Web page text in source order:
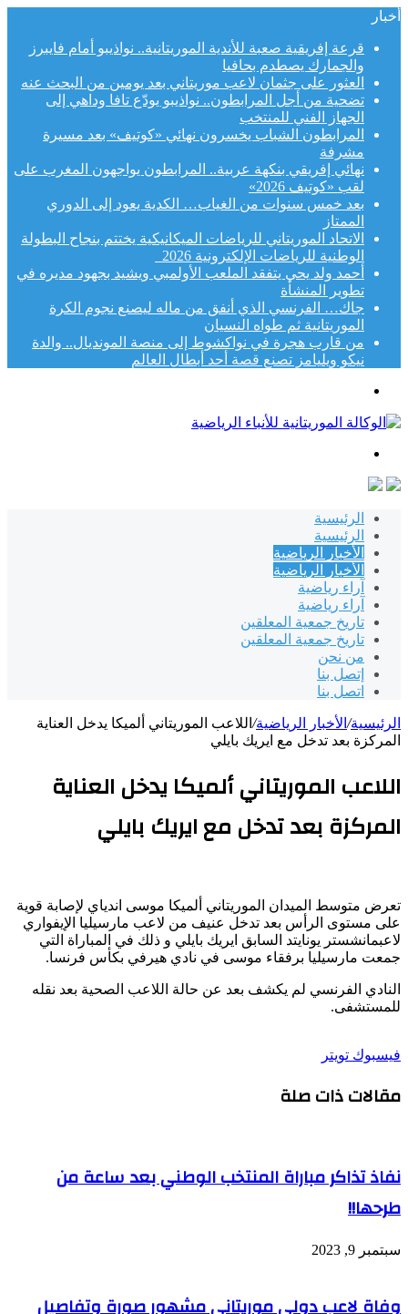
أخبار
قرعة إفريقية صعبة للأندية الموريتانية.. نواذيبو أمام فايبرز
والجمارك يصطدم بحافيا
العثور على جثمان لاعب موريتاني بعد يومين من البحث عنه
تضحية من أجل المرابطون.. نواذيبو يودّع تافا وداهي إلى
الجهاز الفني للمنتخب
المرابطون الشباب يخسرون نهائي «كوتيف» بعد مسيرة
مشرفة
نهائي إفريقي بنكهة عربية.. المرابطون يواجهون المغرب على
لقب «كوتيف 2026»
بعد خمس سنوات من الغياب… الكدية يعود إلى الدوري
الممتاز
الاتحاد الموريتاني للرياضات الميكانيكية يختتم بنجاح البطولة
الوطنية للرياضات الإلكترونية 2026
أحمد ولد يحي يتفقد الملعب الأولمبي ويشيد بجهود مديره في
تطوير المنشأة
جاك… الفرنسي الذي أنفق من ماله ليصنع نجوم الكرة
الموريتانية ثم طواه النسيان
من قارب هجرة في نواكشوط إلى منصة المونديال.. والدة
نيكو ويليامز تصنع قصة أحد أبطال العالم
الرئيسية
الرئيسية
الأخبار الرياضية
الأخبار الرياضية
آراء رياضية
آراء رياضية
تاريخ جمعية المعلقين
تاريخ جمعية المعلقين
من نحن
إتصل بنا
اتصل بنا
الرئيسية/ الأخبار الرياضية/ اللاعب الموريتاني ألميكا يدخل العناية
المركزة بعد تدخل مع ايريك بايلي
اللاعب الموريتاني ألميكا يدخل العناية
المركزة بعد تدخل مع ايريك بايلي
تعرض متوسط الميدان الموريتاني ألميكا موسى اندياي لإصابة قوية
على مستوى الرأس بعد تدخل عنيف من لاعب مارسيليا الإيفواري
لاعبمانشستر يونايتد السابق ايريك بايلي و ذلك في المباراة التي
جمعت مارسيليا برفقاء موسى في نادي هيرفي بكأس فرنسا.
النادي الفرنسي لم يكشف بعد عن حالة اللاعب الصحية بعد نقله
للمستشفى.
فيسبوك تويتر
البريد
مقالات ذات صلة
نفاذ تذاكر مباراة المنتخب الوطني بعد ساعة من
طرحها!!
سبتمبر 9, 2023
وفاة لاعب دولي موريتاني مشهور صورة وتفاصيل